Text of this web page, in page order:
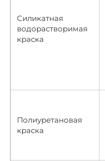
Силикатная
водорастворимая
краска
Полиуретановая
краска